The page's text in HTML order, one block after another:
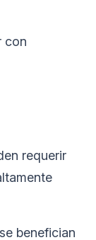
con
requerir
benefician